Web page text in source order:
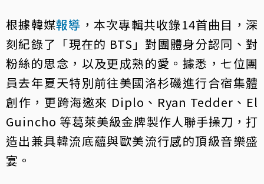
根據韓媒報導 ，本次專輯共收錄14首曲目，深
刻紀錄了「現在的 BTS」對團體身分認同、對
粉絲的思念，以及更成熟的愛。據悉，七位團
員去年夏天特別前往美國洛杉磯進行合宿集體
創作，更跨海邀來 Diplo、Ryan Tedder、El
Guincho 等葛萊美級金牌製作人聯手操刀，打
造出兼具韓流底蘊與歐美流行感的頂級音樂盛
宴。